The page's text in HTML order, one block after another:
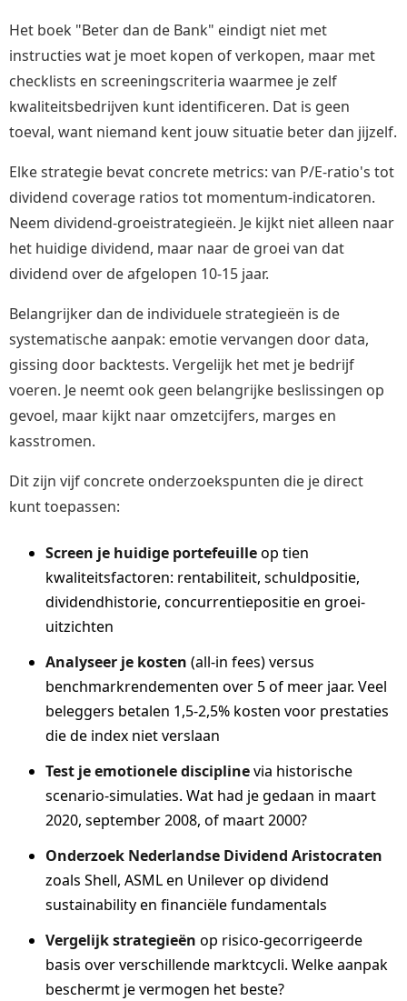
Het boek "Beter dan de Bank" eindigt niet met
instructies wat je moet kopen of verkopen, maar met
checklists en screeningscriteria waarmee je zelf
kwaliteitsbedrijven kunt identificeren. Dat is geen
toeval, want niemand kent jouw situatie beter dan jijzelf.
Elke strategie bevat concrete metrics: van P/E-ratio's tot
dividend coverage ratios tot momentum-indicatoren.
Neem dividend-groeistrategieën. Je kijkt niet alleen naar
het huidige dividend, maar naar de groei van dat
dividend over de afgelopen 10-15 jaar.
Belangrijker dan de individuele strategieën is de
systematische aanpak: emotie vervangen door data,
gissing door backtests. Vergelijk het met je bedrijf
voeren. Je neemt ook geen belangrijke beslissingen op
gevoel, maar kijkt naar omzetcijfers, marges en
kasstromen.
Dit zijn vijf concrete onderzoekspunten die je direct
kunt toepassen:
Screen je huidige portefeuilleop tien
kwaliteitsfactoren: rentabiliteit, schuldpositie,
dividendhistorie, concurrentiepositie en groei-
uitzichten
Analyseer je kosten (all-in fees) versus
benchmarkrendementen over 5 of meer jaar. Veel
beleggers betalen 1,5-2,5% kosten voor prestaties
die de index niet verslaan
Test je emotionele disciplinevia historische
scenario-simulaties. Wat had je gedaan in maart
2020, september 2008, of maart 2000?
Onderzoek Nederlandse Dividend Aristocraten
zoals Shell, ASML en Unilever op dividend
sustainability en financiële fundamentals
Vergelijk strategieën op risico-gecorrigeerde
basis over verschillende marktcycli. Welke aanpak
beschermt je vermogen het beste?